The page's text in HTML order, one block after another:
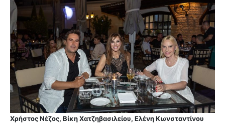
Χρήστος Νέζος, Βίκη Χατζηβασιλείου, Ελένη Κωνσταντίνου